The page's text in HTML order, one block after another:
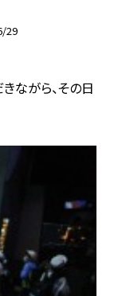
29
ながら、その日